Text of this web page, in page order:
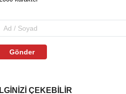
Gönder
İLGINIZI ÇEKEBILIR